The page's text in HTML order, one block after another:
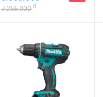
7.256.000đ